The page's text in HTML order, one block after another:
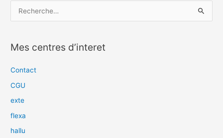
h
e
e
r
Mes centres d’interet
Contact
CGU
exte
flexa
hallu